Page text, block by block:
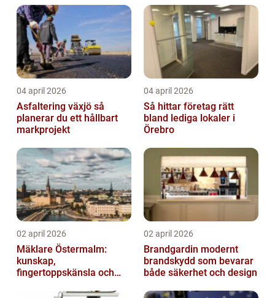
04 april 2026
Asfaltering växjö så
planerar du ett hållbart
markprojekt
04 april 2026
Så hittar företag rätt
bland lediga lokaler i
Örebro
02 april 2026
Mäklare Östermalm:
kunskap,
fingertoppskänsla och
02 april 2026
Brandgardin modernt
brandskydd som bevarar
både säkerhet och design